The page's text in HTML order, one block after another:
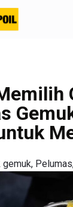
gemuk, Pelumas